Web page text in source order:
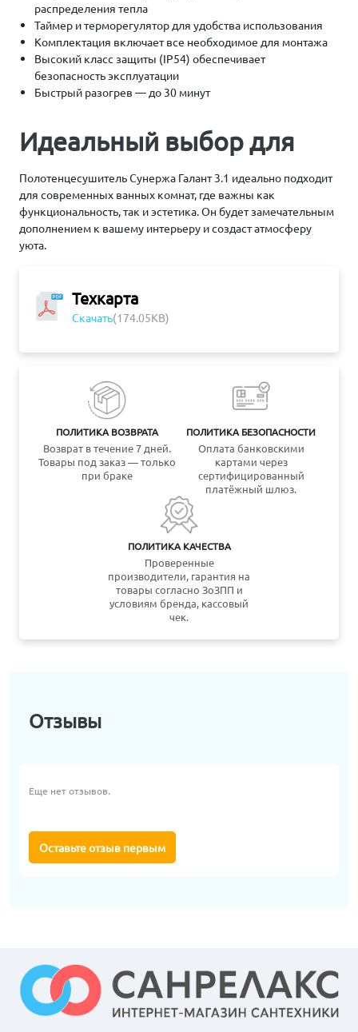
Техкарта
Скачать(174.05KB)
ПОЛИТИКА ВОЗВРАТА
Возврат в течение 7 дней.
Товары под заказ — только
при браке
ПОЛИТИКА БЕЗОПАСНОСТИ
Оплата банковскими
картами через
сертифицированный
платёжный шлюз.
ПОЛИТИКА КАЧЕСТВА
Проверенные
производители, гарантия на
товары согласно ЗоЗПП и
условиям бренда, кассовый
чек.
распределения тепла
Таймер и терморегулятор для удобства использования
Комплектация включает все необходимое для монтажа
Высокий класс защиты (IP54) обеспечивает
безопасность эксплуатации
Быстрый разогрев — до 30 минут
Идеальный выбор для
Полотенцесушитель Сунержа Галант 3.1 идеально подходит
для современных ванных комнат, где важны как
функциональность, так и эстетика. Он будет замечательным
дополнением к вашему интерьеру и создаст атмосферу
уюта.
Отзывы
Еще нет отзывов.
Оставьте отзыв первым